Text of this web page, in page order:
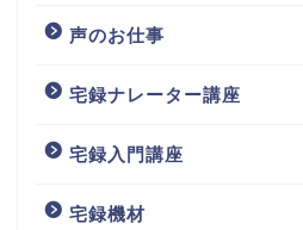
声のお仕事
宅録ナレーター講座
宅録入門講座
宅録機材